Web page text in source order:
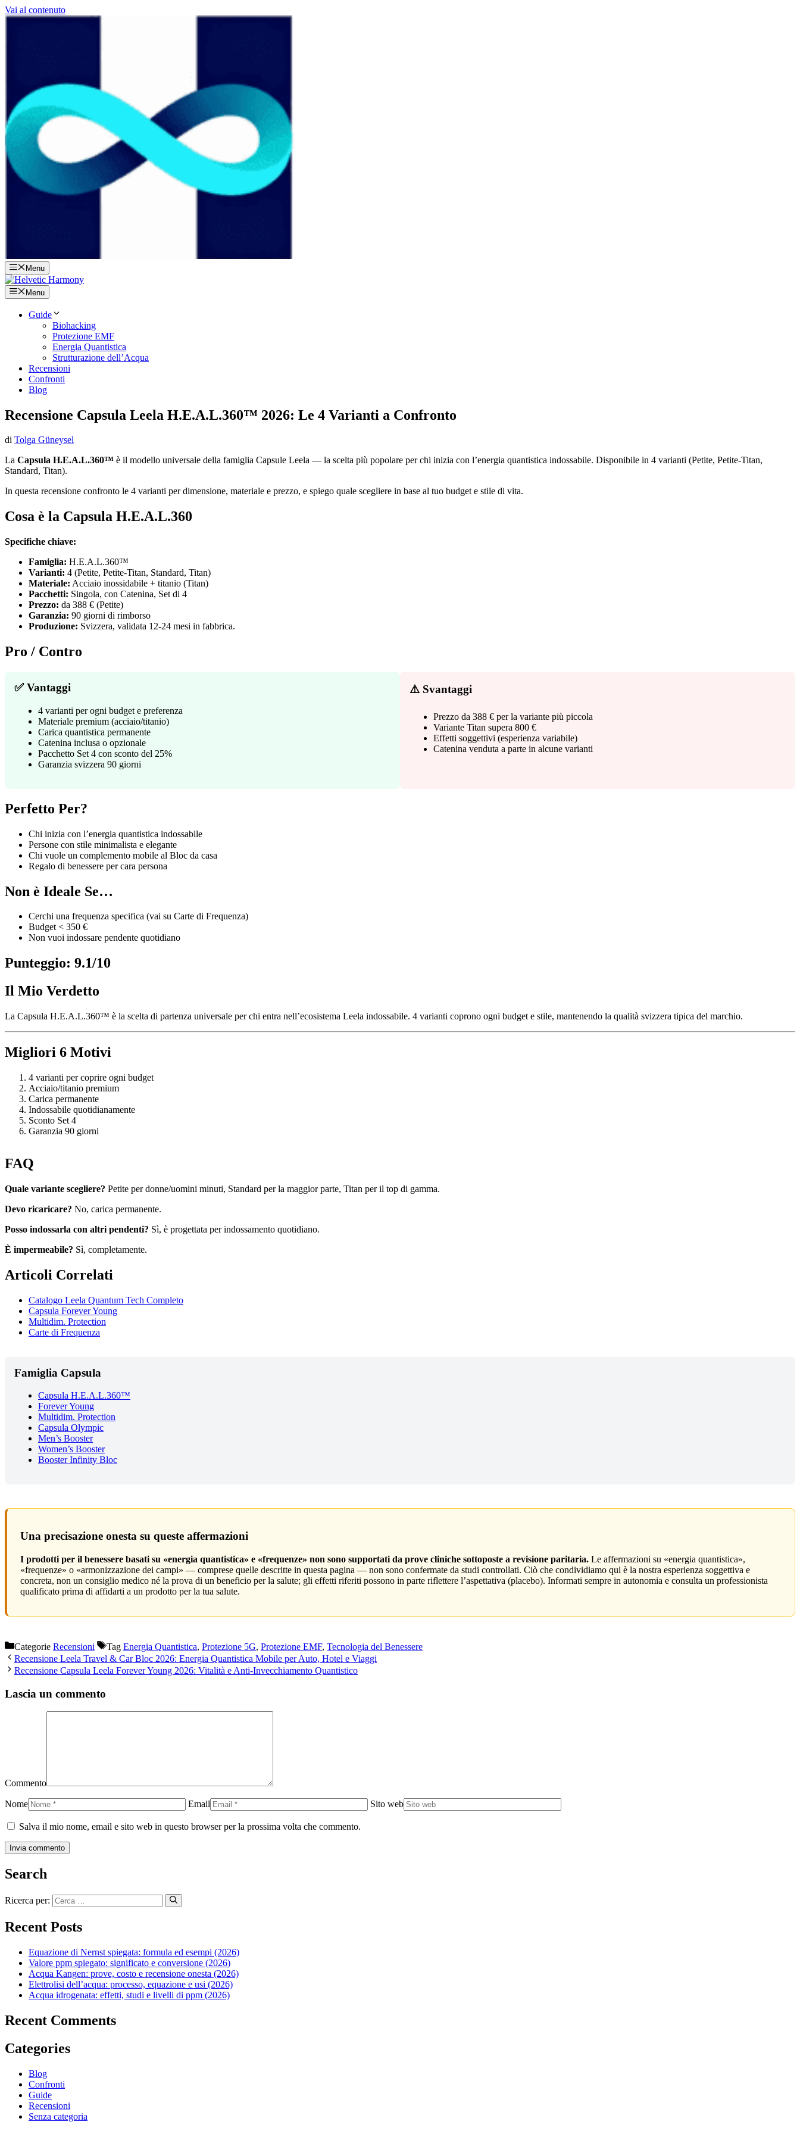
Vai al contenuto
Menu
Menu
Guide
Biohacking
Protezione EMF
Energia Quantistica
Strutturazione dell’Acqua
Recensioni
Confronti
Blog
Recensione Capsula Leela H.E.A.L.360™ 2026: Le 4 Varianti a Confronto
di Tolga Güneysel
La Capsula H.E.A.L.360™ è il modello universale della famiglia Capsule Leela — la scelta più popolare per chi inizia con l’energia quantistica indossabile. Disponibile in 4 varianti (Petite, Petite-Titan,
Standard, Titan).
In questa recensione confronto le 4 varianti per dimensione, materiale e prezzo, e spiego quale scegliere in base al tuo budget e stile di vita.
Cosa è la Capsula H.E.A.L.360
Specifiche chiave:
Famiglia: H.E.A.L.360™
Varianti: 4 (Petite, Petite-Titan, Standard, Titan)
Materiale: Acciaio inossidabile + titanio (Titan)
Pacchetti: Singola, con Catenina, Set di 4
Prezzo: da 388 € (Petite)
Garanzia: 90 giorni di rimborso
Produzione: Svizzera, validata 12-24 mesi in fabbrica.
Pro / Contro
✅ Vantaggi
4 varianti per ogni budget e preferenza
Materiale premium (acciaio/titanio)
Carica quantistica permanente
Catenina inclusa o opzionale
Pacchetto Set 4 con sconto del 25%
Garanzia svizzera 90 giorni
⚠️ Svantaggi
Prezzo da 388 € per la variante più piccola
Variante Titan supera 800 €
Effetti soggettivi (esperienza variabile)
Catenina venduta a parte in alcune varianti
Perfetto Per?
Chi inizia con l’energia quantistica indossabile
Persone con stile minimalista e elegante
Chi vuole un complemento mobile al Bloc da casa
Regalo di benessere per cara persona
Non è Ideale Se…
Cerchi una frequenza specifica (vai su Carte di Frequenza)
Budget < 350 €
Non vuoi indossare pendente quotidiano
Punteggio: 9.1/10
Il Mio Verdetto
La Capsula H.E.A.L.360™ è la scelta di partenza universale per chi entra nell’ecosistema Leela indossabile. 4 varianti coprono ogni budget e stile, mantenendo la qualità svizzera tipica del marchio.
Migliori 6 Motivi
4 varianti per coprire ogni budget
Acciaio/titanio premium
Carica permanente
Indossabile quotidianamente
Sconto Set 4
Garanzia 90 giorni
FAQ
Quale variante scegliere? Petite per donne/uomini minuti, Standard per la maggior parte, Titan per il top di gamma.
Devo ricaricare? No, carica permanente.
Posso indossarla con altri pendenti? Sì, è progettata per indossamento quotidiano.
È impermeabile? Sì, completamente.
Articoli Correlati
Catalogo Leela Quantum Tech Completo
Capsula Forever Young
Multidim. Protection
Carte di Frequenza
Famiglia Capsula
Capsula H.E.A.L.360™
Forever Young
Multidim. Protection
Capsula Olympic
Men’s Booster
Women’s Booster
Booster Infinity Bloc
Una precisazione onesta su queste affermazioni
I prodotti per il benessere basati su «energia quantistica» e «frequenze» non sono supportati da prove cliniche sottoposte a revisione paritaria. Le affermazioni su «energia quantistica»,
«frequenze» o «armonizzazione dei campi» — comprese quelle descritte in questa pagina — non sono confermate da studi controllati. Ciò che condividiamo qui è la nostra esperienza soggettiva e
concreta, non un consiglio medico né la prova di un beneficio per la salute; gli effetti riferiti possono in parte riflettere l’aspettativa (placebo). Informati sempre in autonomia e consulta un professionista
qualificato prima di affidarti a un prodotto per la tua salute.
Categorie Recensioni Tag Energia Quantistica, Protezione 5G, Protezione EMF, Tecnologia del Benessere
Recensione Leela Travel & Car Bloc 2026: Energia Quantistica Mobile per Auto, Hotel e Viaggi
Recensione Capsula Leela Forever Young 2026: Vitalità e Anti-Invecchiamento Quantistico
Lascia un commento
Commento
Nome Email Sito web
Salva il mio nome, email e sito web in questo browser per la prossima volta che commento.
Search
Ricerca per:
Recent Posts
Equazione di Nernst spiegata: formula ed esempi (2026)
Valore ppm spiegato: significato e conversione (2026)
Acqua Kangen: prove, costo e recensione onesta (2026)
Elettrolisi dell’acqua: processo, equazione e usi (2026)
Acqua idrogenata: effetti, studi e livelli di ppm (2026)
Recent Comments
Categories
Blog
Confronti
Guide
Recensioni
Senza categoria